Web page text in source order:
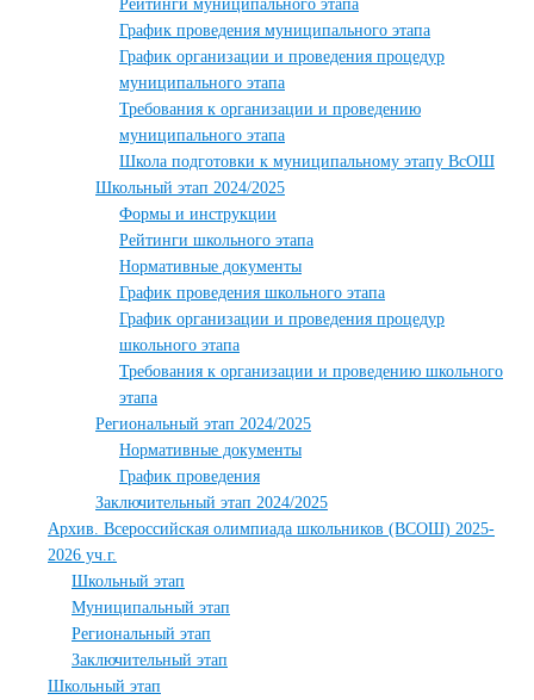
Рейтинги муниципального этапа
График проведения муниципального этапа
График организации и проведения процедур
муниципального этапа
Требования к организации и проведению
муниципального этапа
Школа подготовки к муниципальному этапу ВсОШ
Школьный этап 2024/2025
Формы и инструкции
Рейтинги школьного этапа
Нормативные документы
График проведения школьного этапа
График организации и проведения процедур
школьного этапа
Требования к организации и проведению школьного
этапа
Региональный этап 2024/2025
Нормативные документы
График проведения
Заключительный этап 2024/2025
Архив. Всероссийская олимпиада школьников (ВСОШ) 2025-
2026 уч.г.
Школьный этап
Муниципальный этап
Региональный этап
Заключительный этап
Школьный этап